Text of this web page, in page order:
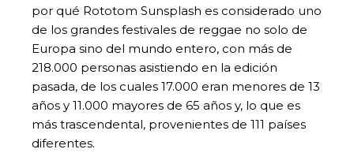
por qué Rototom Sunsplash es considerado uno
de los grandes festivales de reggae no solo de
Europa sino del mundo entero, con más de
218.000 personas asistiendo en la edición
pasada, de los cuales 17.000 eran menores de 13
años y 11.000 mayores de 65 años y, lo que es
más trascendental, provenientes de 111 países
diferentes.